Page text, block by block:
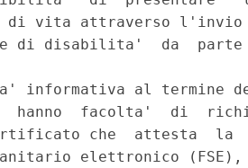
di vita attraverso l'invio
di disabilita'  da  parte
informativa al termine
hanno  facolta'  di
che  attesta  la
elettronico